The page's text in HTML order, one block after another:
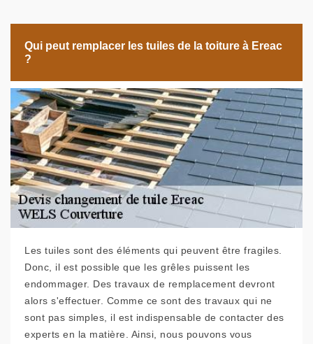
Qui peut remplacer les tuiles de la toiture à Ereac
?
Les tuiles sont des éléments qui peuvent être fragiles.
Donc, il est possible que les grêles puissent les
endommager. Des travaux de remplacement devront
alors s'effectuer. Comme ce sont des travaux qui ne
sont pas simples, il est indispensable de contacter des
experts en la matière. Ainsi, nous pouvons vous